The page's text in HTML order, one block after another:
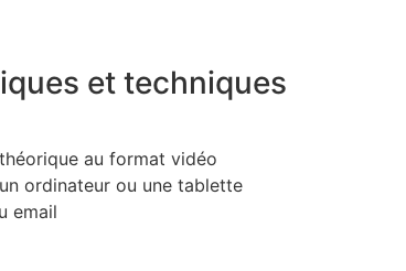
et techniques
au format vidéo
ordinateur ou une tablette
email